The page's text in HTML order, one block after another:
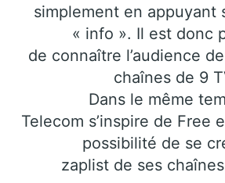
simplement en appuyant
« info ». Il est donc
de connaître l’audience
chaînes de 9
Dans le même
Telecom s’inspire de Free
possibilité de se
zaplist de ses